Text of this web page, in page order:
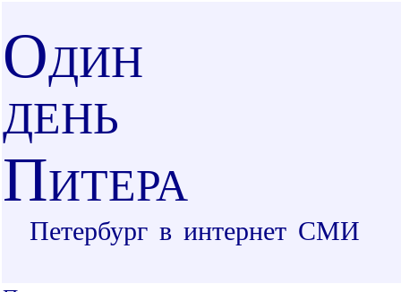
ОДИН
ДЕНЬ
ПИТЕРА
Петербург в интернет СМИ